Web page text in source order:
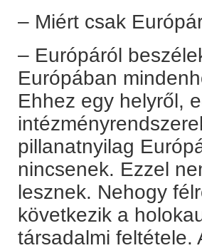
– Miért csak
– Európáról
Európában
Ehhez egy helyről,
pillanatnyilag
nincsenek. Ezzel
lesznek. Nehogy
következik a
társadalmi feltétele.